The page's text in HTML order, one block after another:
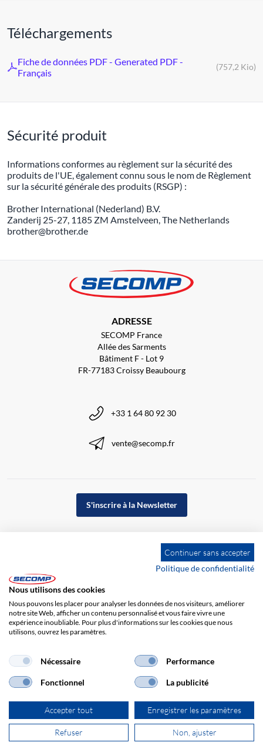
Téléchargements
Fiche de données PDF - Generated PDF -
Français
(757,2 Kio)
Sécurité produit
Informations conformes au règlement sur la sécurité des
produits de l'UE, également connu sous le nom de Règlement
sur la sécurité générale des produits (RSGP) :
Brother International (Nederland) B.V.
Zanderij 25-27, 1185 ZM Amstelveen, The Netherlands
brother@brother.de
ADRESSE
SECOMP France
Allée des Sarments
Bâtiment F - Lot 9
FR-77183 Croissy Beaubourg
+33 1 64 80 92 30
vente@secomp.fr
S'inscrire à la Newsletter
Impression Responsabilité
© 2026 SECOMP France SARL. Tous droits réservés.
powered by polynorm
Continuer sans accepter
Politique de confidentialité
Nous utilisons des cookies
Nous pouvons les placer pour analyser les données de nos visiteurs, améliorer
notre site Web, afficher un contenu personnalisé et vous faire vivre une
expérience inoubliable. Pour plus d'informations sur les cookies que nous
utilisons, ouvrez les paramètres.
Nécessaire Performance
Fonctionnel La publicité
Accepter tout Enregistrer les paramètres
Refuser Non, ajuster